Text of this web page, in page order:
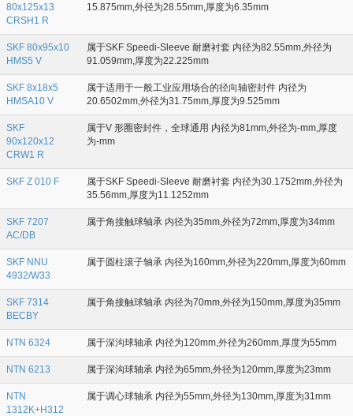
80x125x13
CRSH1 R
15.875mm,外径为28.55mm,厚度为6.35mm
SKF 80x95x10
HMS5 V
属于SKF Speedi-Sleeve 耐磨衬套 内径为82.55mm,外径为
91.059mm,厚度为22.225mm
SKF 8x18x5
HMSA10 V
属于适用于一般工业应用场合的径向轴密封件 内径为
20.6502mm,外径为31.75mm,厚度为9.525mm
SKF
90x120x12
CRW1 R
属于V 形圈密封件，全球通用 内径为81mm,外径为-mm,厚度
为-mm
SKF Z 010 F
属于SKF Speedi-Sleeve 耐磨衬套 内径为30.1752mm,外径为
35.56mm,厚度为11.1252mm
SKF 7207
AC/DB
属于角接触球轴承 内径为35mm,外径为72mm,厚度为34mm
SKF NNU
4932/W33
属于圆柱滚子轴承 内径为160mm,外径为220mm,厚度为60mm
SKF 7314
BECBY
属于角接触球轴承 内径为70mm,外径为150mm,厚度为35mm
NTN 6324 属于深沟球轴承 内径为120mm,外径为260mm,厚度为55mm
NTN 6213 属于深沟球轴承 内径为65mm,外径为120mm,厚度为23mm
NTN
1312K+H312
属于调心球轴承 内径为55mm,外径为130mm,厚度为31mm